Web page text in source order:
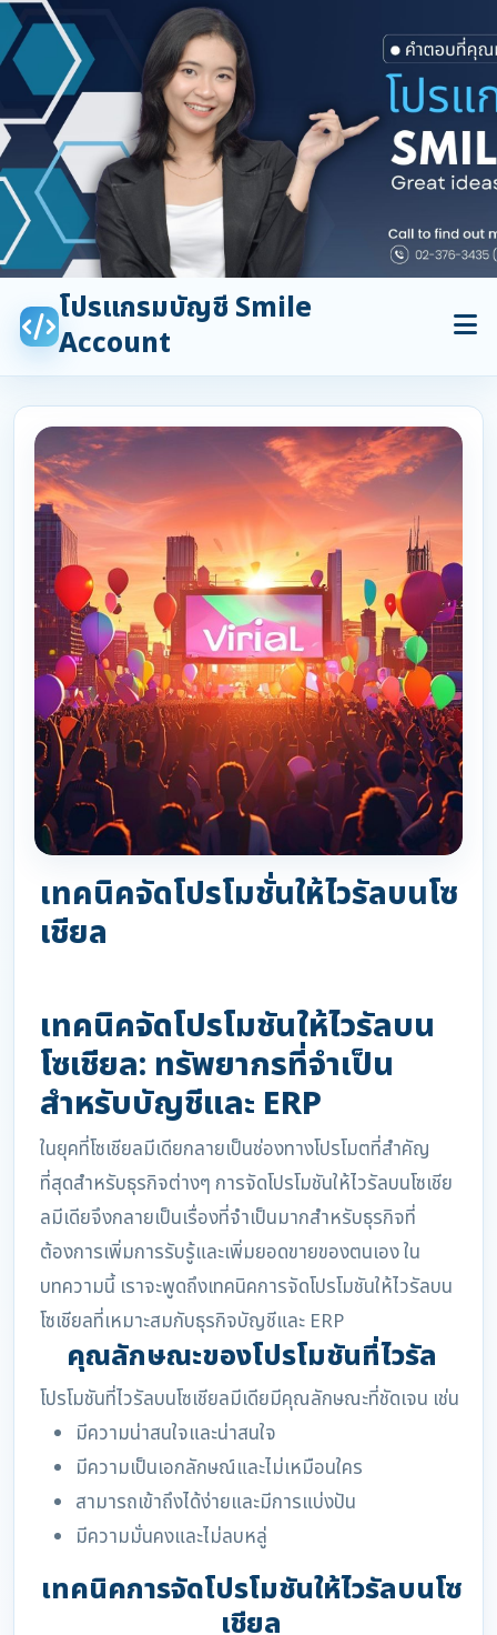
โปรแกรมบัญชี Smile
Account
เทคนิคจัดโปรโมชั่นให้ไวรัลบนโซ
เชียล
เทคนิคจัดโปรโมชันให้ไวรัลบน
โซเชียล: ทรัพยากรที่จำเป็น
สำหรับบัญชีและ ERP
ในยุคที่โซเชียลมีเดียกลายเป็นช่องทางโปรโมตที่สำคัญ
ที่สุดสำหรับธุรกิจต่างๆ การจัดโปรโมชันให้ไวรัลบนโซเชีย
ลมีเดียจึงกลายเป็นเรื่องที่จำเป็นมากสำหรับธุรกิจที่
ต้องการเพิ่มการรับรู้และเพิ่มยอดขายของตนเอง ใน
บทความนี้ เราจะพูดถึงเทคนิคการจัดโปรโมชันให้ไวรัลบน
โซเชียลที่เหมาะสมกับธุรกิจบัญชีและ ERP
คุณลักษณะของโปรโมชันที่ไวรัล
โปรโมชันที่ไวรัลบนโซเชียลมีเดียมีคุณลักษณะที่ชัดเจน เช่น
มีความน่าสนใจและน่าสนใจ
มีความเป็นเอกลักษณ์และไม่เหมือนใคร
สามารถเข้าถึงได้ง่ายและมีการแบ่งปัน
มีความมั่นคงและไม่ลบหลู่
เทคนิคการจัดโปรโมชันให้ไวรัลบนโซ
เชียล